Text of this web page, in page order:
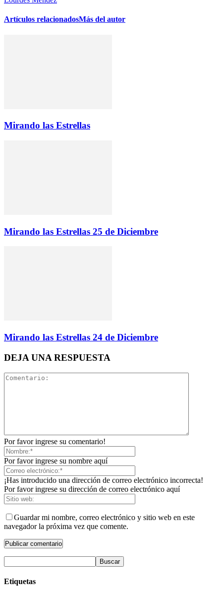
Artículos relacionadosMás del autor
Mirando las Estrellas
Mirando las Estrellas 25 de Diciembre
Mirando las Estrellas 24 de Diciembre
DEJA UNA RESPUESTA
Por favor ingrese su comentario!
Por favor ingrese su nombre aquí
¡Has introducido una dirección de correo electrónico incorrecta!
Por favor ingrese su dirección de correo electrónico aquí
Guardar mi nombre, correo electrónico y sitio web en este
navegador la próxima vez que comente.
Etiquetas